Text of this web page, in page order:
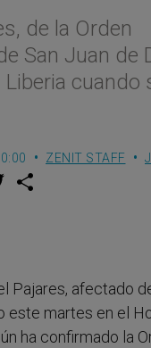
de la Orden
San Juan de
cuando
ZENIT STAFF
w
Pajares, afectado
este martes en el
ha confirmado la